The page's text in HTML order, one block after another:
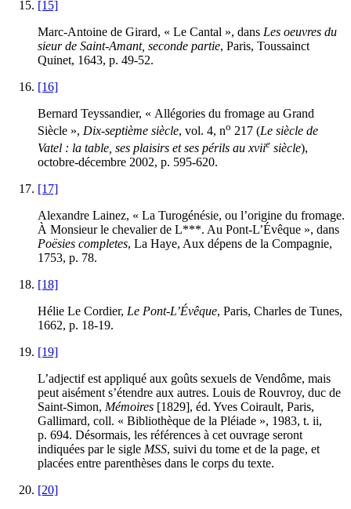
[15]
Marc-Antoine de Girard, « Le Cantal », dans Les oeuvres du
sieur de Saint-Amant, seconde partie, Paris, Toussainct
Quinet, 1643, p. 49-52.
[16]
Bernard Teyssandier, « Allégories du fromage au Grand
Siècle », Dix-septième siècle, vol. 4, no 217 (Le siècle de
Vatel : la table, ses plaisirs et ses périls au xviie siècle),
octobre-décembre 2002, p. 595-620.
[17]
Alexandre Lainez, « La Turogénésie, ou l’origine du fromage.
À Monsieur le chevalier de L***. Au Pont-L’Évêque », dans
Poësies completes, La Haye, Aux dépens de la Compagnie,
1753, p. 78.
[18]
Hélie Le Cordier, Le Pont-L’Évêque, Paris, Charles de Tunes,
1662, p. 18-19.
[19]
L’adjectif est appliqué aux goûts sexuels de Vendôme, mais
peut aisément s’étendre aux autres. Louis de Rouvroy, duc de
Saint-Simon, Mémoires [1829], éd. Yves Coirault, Paris,
Gallimard, coll. « Bibliothèque de la Pléiade », 1983, t. ii,
p. 694. Désormais, les références à cet ouvrage seront
indiquées par le sigle MSS, suivi du tome et de la page, et
placées entre parenthèses dans le corps du texte.
[20]